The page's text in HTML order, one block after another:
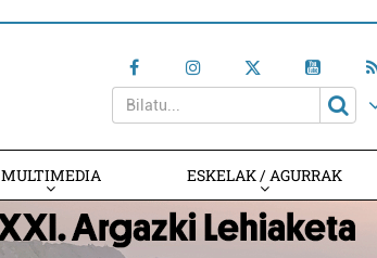
MULTIMEDIA ESKELAK / AGURRAK